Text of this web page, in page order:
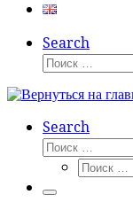
Search
Поиск
Search
Поиск
Поиск
Меню